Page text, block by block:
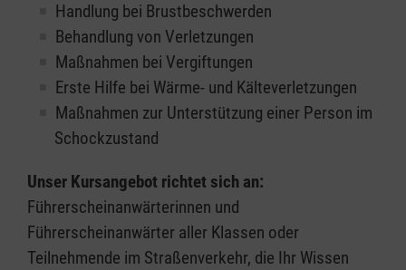
Handlung bei Brustbeschwerden
Behandlung von Verletzungen
Maßnahmen bei Vergiftungen
Erste Hilfe bei Wärme- und Kälteverletzungen
Maßnahmen zur Unterstützung einer Person im
Schockzustand
Unser Kursangebot richtet sich an:
Führerscheinanwärterinnen und
Führerscheinanwärter aller Klassen oder
Teilnehmende im Straßenverkehr, die Ihr Wissen